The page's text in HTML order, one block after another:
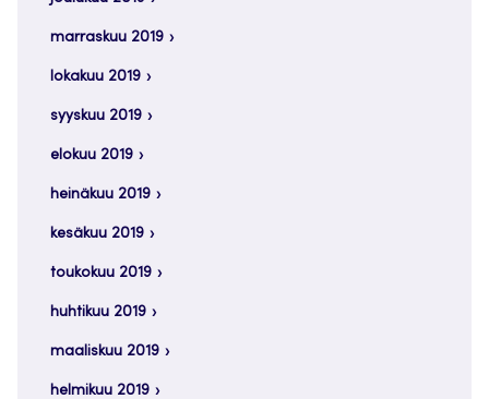
marraskuu 2019
lokakuu 2019
syyskuu 2019
elokuu 2019
heinäkuu 2019
kesäkuu 2019
toukokuu 2019
huhtikuu 2019
maaliskuu 2019
helmikuu 2019